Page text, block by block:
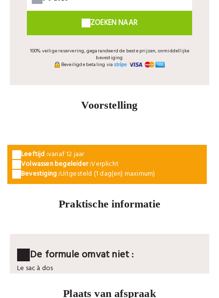
ZOEKEN NAAR
100% veilige reservering, gegarandeerd de beste prijzen, onmiddellijke
bevestiging
Beveiligde betaling via
Voorstelling
Leeftijd :vanaf 12 jaar
Volwassen begeleider :Verplicht
Bevestiging :Uitgesteld (1 dag(en) maximum)
Praktische informatie
De formule omvat niet :
Le sac à dos
Plaats van afspraak